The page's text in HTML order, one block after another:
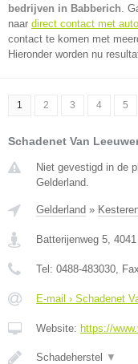
bedrijven in Babberich.
naar direct contact met
contact te komen met
Hieronder worden nu
1 2 3 4 5
Schadenet Van
Niet gevestigd in de
Gelderland.
Gelderland »
Batterijenweg 5,
Tel: 0488-483030,
E-mail › Schadenet
Website: https://
Schadeherstel ▼